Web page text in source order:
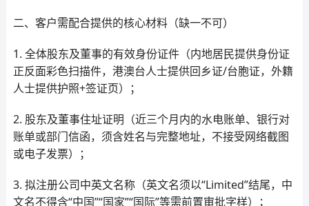
二、客户需配合提供的核心材料（缺一不可）
1. 全体股东及董事的有效身份证件（内地居民提供身份证
正反面彩色扫描件，港澳台人士提供回乡证/台胞证，外籍
人士提供护照+签证页）；
2. 股东及董事住址证明（近三个月内的水电账单、银行对
账单或部门信函，须含姓名与完整地址，不接受网络截图
或电子发票）；
3. 拟注册公司中英文名称（英文名须以“Limited”结尾，中
文名不得含“中国”“国家”“国际”等需前置审批字样）；